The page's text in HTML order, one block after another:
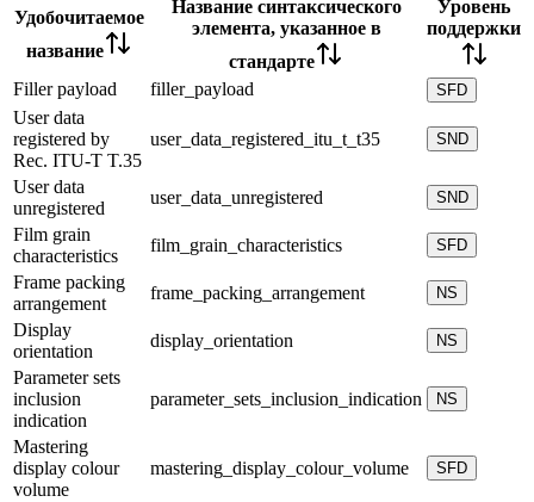
Удобочитаемое
название
Название синтаксического
элемента, указанное в
стандарте
Уровень
поддержки
Filler payload filler_payload SFD
User data
registered by
Rec. ITU-T T.35
user_data_registered_itu_t_t35 SND
User data
unregistered
user_data_unregistered SND
Film grain
characteristics
film_grain_characteristics SFD
Frame packing
arrangement
frame_packing_arrangement NS
Display
orientation
display_orientation NS
Parameter sets
inclusion
indication
parameter_sets_inclusion_indication NS
Mastering
display colour
volume
mastering_display_colour_volume SFD